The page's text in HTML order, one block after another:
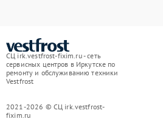
СЦ irk.vestfrost-fixim.ru - сеть
сервисных центров в Иркутске по
ремонту и обслуживанию техники
Vestfrost
2021-2026 © СЦ irk.vestfrost-
fixim.ru